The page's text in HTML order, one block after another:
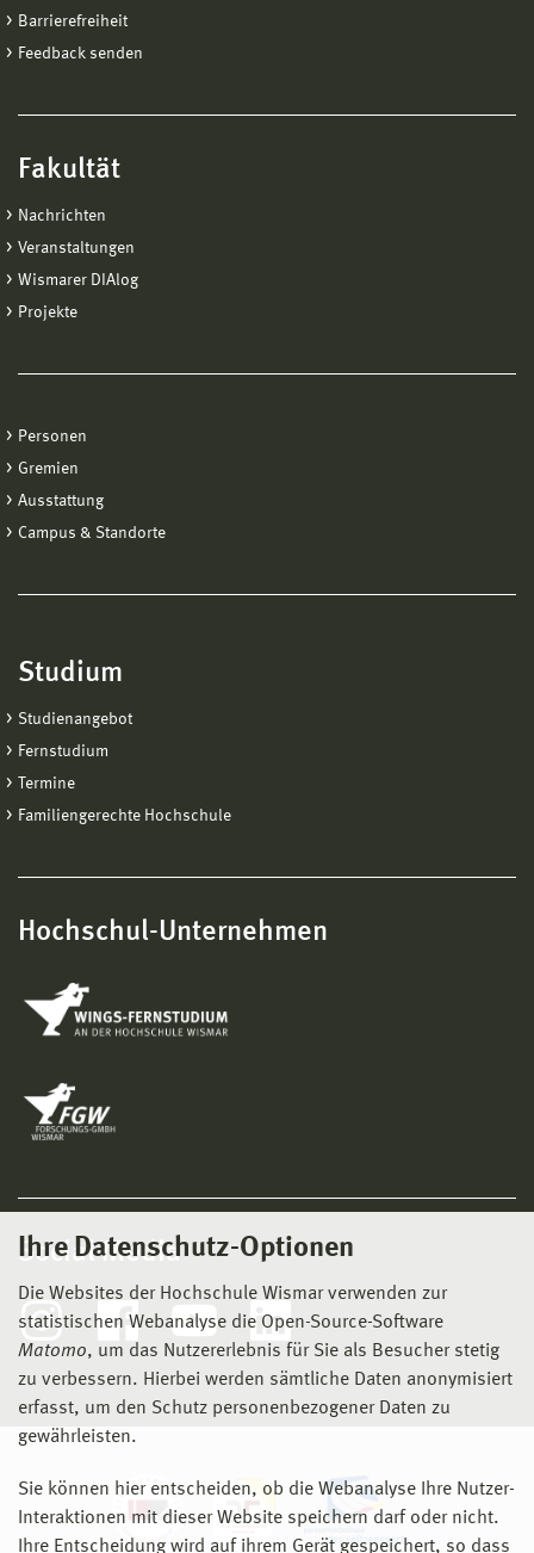
Ihre Datenschutz-Optionen
Die Websites der Hochschule Wismar verwenden zur
statistischen Webanalyse die Open-Source-Software
Matomo, um das Nutzererlebnis für Sie als Besucher stetig
zu verbessern. Hierbei werden sämtliche Daten anonymisiert
erfasst, um den Schutz personenbezogener Daten zu
gewährleisten.
Sie können hier entscheiden, ob die Webanalyse Ihre Nutzer-
Interaktionen mit dieser Website speichern darf oder nicht.
Ihre Entscheidung wird auf ihrem Gerät gespeichert, so dass
Barrierefreiheit
Feedback senden
Fakultät
Nachrichten
Veranstaltungen
Wismarer DIAlog
Projekte
Personen
Gremien
Ausstattung
Campus & Standorte
Studium
Studienangebot
Fernstudium
Termine
Familiengerechte Hochschule
Hochschul-Unternehmen
Social Media